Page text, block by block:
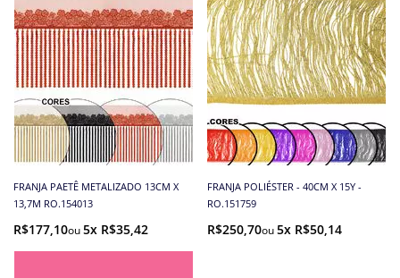
FRANJA PAETÊ METALIZADO 13CM X
13,7M RO.154013
R$177,10 5x R$35,42
FRANJA POLIÉSTER - 40CM X 15Y -
RO.151759
R$250,70 5x R$50,14